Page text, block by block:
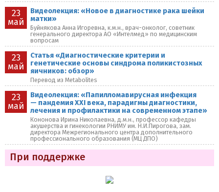
23
май
Видеолекция: «Новое в диагностике рака шейки
матки»
Буйнякова Анна Игоревна, к.м.н., врач-онколог, советник
генерального директора АО «Интелмед» по медицинским
вопросам
23
май
Статья «Диагностические критерии и
генетические основы синдрома поликистозных
яичников: обзор»
Перевод из Metabolites
23
май
Видеолекция: «Папилломавирусная инфекция
— пандемия XXI века, парадигмы диагностики,
лечения и профилактики на современном этапе»
Кононова Ирина Николаевна, д.м.н., профессор кафедры
акушерства и гинекологии РНИМУ им. Н.И.Пирогова, зам.
директора Межрегионального центра дополнительного
профессионального образования (МЦ ДПО)
При поддержке